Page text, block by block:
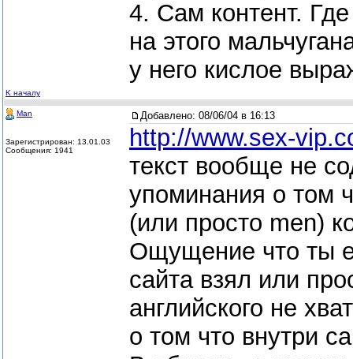
4. Сам контент.
на этого
у него кислое
K началу
Man
Зарегистрирован: 13.01.03
Сообщения: 1941
Добавлено: 08/06/04 в 16:13
http://www.sex-
текст вообще не
упоминания о том
(или просто men)
Ощущение что ты
сайта взял или
английского не
о том что внутри